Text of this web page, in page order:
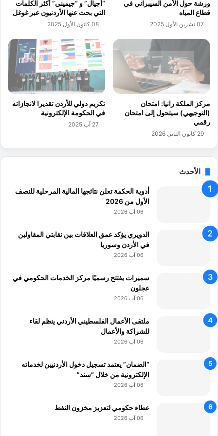
ي
ز
ا
ا
ف
ي
ا
أ
ر
د
ن
ي
ة
ش
ا
م
ر
ض
ا
س
ي
ف
ورشة حول الأمن السيبراني في
قطاع المياه
07 تشرين الأول 2025
“أجيال” و “جيميني” أكثر الكلمات
التي بحث عنها الأردنيون عبر غوغل
08 كانون الأول 2025
مركز الملكة رانيا: امتحان
(التوجيهي) سيتحول إلى امتحان
رقمي
29 كانون الثاني 2026
تكريم دولي للأردن تقديرا لانجازاته
في الحكومة الإلكترونية
27 آب 2025
الأحدث
أدوية الحكمة تعلن نتائجها المالية المرحلية للنصف
الأول من 2026
06 آب 2026
الدويري يؤكد عمق العلاقات بين نقابتي المقاولين
في الأردن وسوريا
06 آب 2026
سميرات يفتتح رسميًا مركز الخدمات الحكومي في
عجلون
06 آب 2026
ملتقى الأعمال الفلسطيني الأردني ينظم لقاء
للشراكة والأعمال
06 آب 2026
“الضمان” يعتمد تسجيل دخول الأردنيين لخدماته
الإلكترونية من خلال “سند”
06 آب 2026
عطاء حكومي لتعزيز مخزون النفط
06 آب 2026